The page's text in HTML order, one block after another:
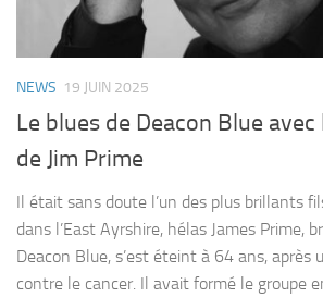
NEWS 19 JUIN 2025
Le blues de Deacon Blue
de Jim Prime
Il était sans doute l’un des plus brillants
dans l’East Ayrshire, hélas James Prime,
Deacon Blue, s’est éteint à 64 ans, après
contre le cancer. Il avait formé le groupe